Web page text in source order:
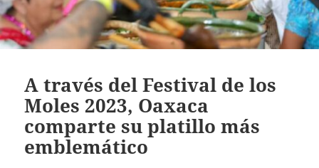
A través del Festival de los
Moles 2023, Oaxaca
comparte su platillo más
emblemático